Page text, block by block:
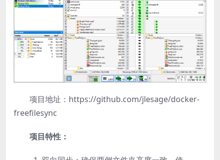
项目地址：https://github.com/jlesage/docker-
freefilesync
项目特性：